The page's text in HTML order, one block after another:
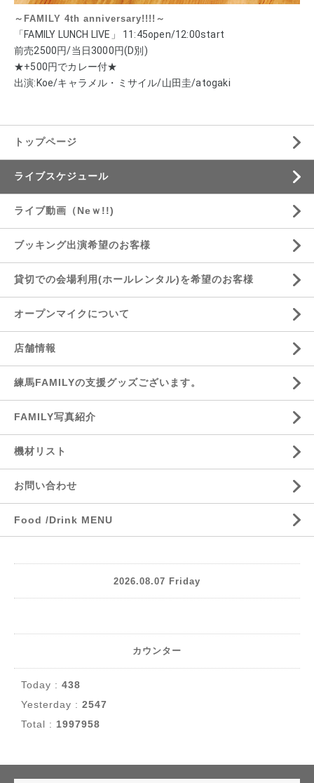
～FAMILY 4th anniversary!!!!～
「FAMILY LUNCH LIVE」 11:45open/12:00start
前売2500円/当日3000円(D別)
★+500円でカレー付★
出演:Koe/キャラメル・ミサイル/山田圭/atogaki
トップページ
ライブスケジュール
ライブ動画（Neｗ!!)
ブッキング出演希望のお客様
貸切での会場利用(ホールレンタル)を希望のお客様
オープンマイクについて
店舗情報
練馬FAMILYの支援グッズございます。
FAMILY写真紹介
機材リスト
お問い合わせ
Food /Drink MENU
2026.08.07 Friday
カウンター
Today : 438
Yesterday : 2547
Total : 1997958